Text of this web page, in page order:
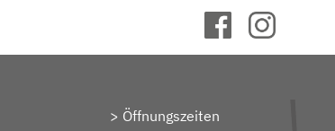
Öffnungszeiten